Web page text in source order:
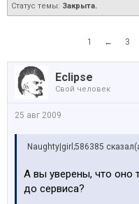
Статус темы: Закрыта.
1 ← 3
Eclipse
Свой человек
25 авг 2009
Naughty|girl;586385
А вы уверены, что оно
до сервиса?